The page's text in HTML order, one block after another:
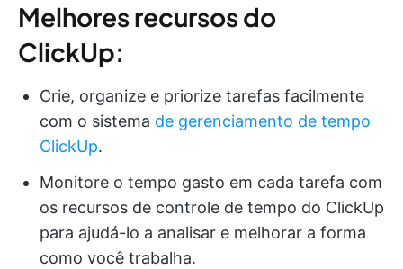
Melhores recursos do
ClickUp:
Crie, organize e priorize tarefas facilmente
com o sistema de gerenciamento de tempo
ClickUp.
Monitore o tempo gasto em cada tarefa com
os recursos de controle de tempo do ClickUp
para ajudá-lo a analisar e melhorar a forma
como você trabalha.